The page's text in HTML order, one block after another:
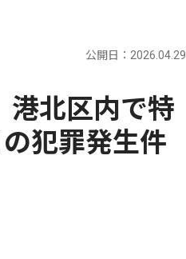
公開日：2026.04.29
港北区内で特
犯罪発生件